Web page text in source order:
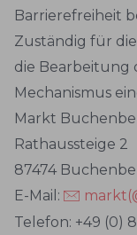
Barrierefreiheit
Zuständig für
die Bearbeitung
Mechanismus
Markt
Rathaussteige 2
87474
E-Mail:
Telefon: +49 (0)